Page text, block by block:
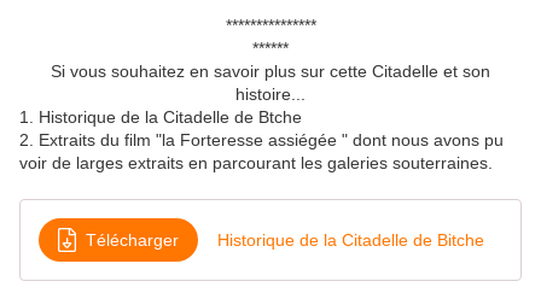
***************
******
Si vous souhaitez en savoir plus sur cette Citadelle et son
histoire...
1. Historique de la Citadelle de Btche
2. Extraits du film "la Forteresse assiégée " dont nous avons pu
voir de larges extraits en parcourant les galeries souterraines.
Télécharger Historique de la Citadelle de Bitche